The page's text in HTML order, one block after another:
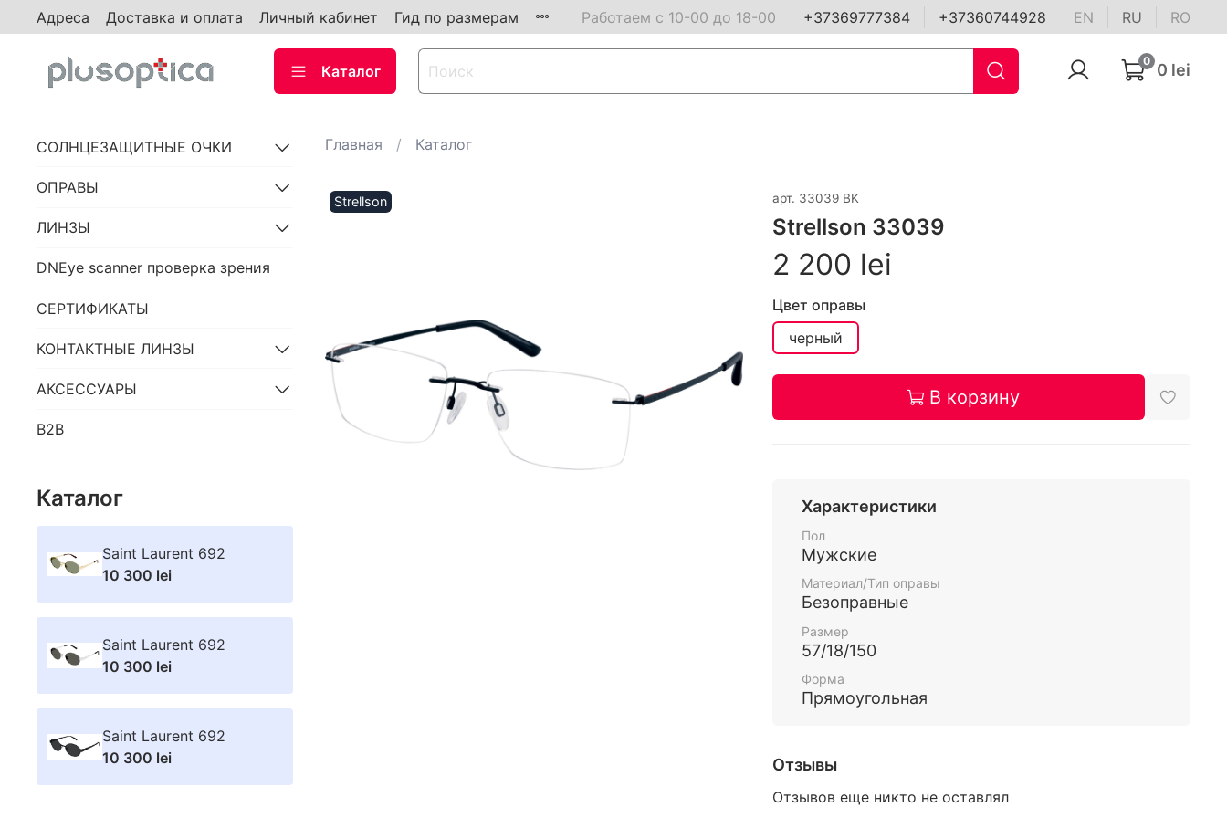
Адреса Доставка и оплата Личный кабинет Гид по размерам Работаем с 10-00 до 18-00 +37369777384 +37360744928 EN RU RO
Каталог
0 0 lei
Главная Каталог
Strellson арт. 33039 BK
Strellson 33039
2 200 lei
Цвет оправы
черный
В корзину
Характеристики
Пол
Мужские
Материал/Тип оправы
Безоправные
Размер
57/18/150
Форма
Прямоугольная
Отзывы
Отзывов еще никто не оставлял
СОЛНЦЕЗАЩИТНЫЕ ОЧКИ
ОПРАВЫ
ЛИНЗЫ
DNEye scanner проверка зрения
СЕРТИФИКАТЫ
КОНТАКТНЫЕ ЛИНЗЫ
АКСЕССУАРЫ
B2B
Каталог
Saint Laurent 692
10 300 lei
Saint Laurent 692
10 300 lei
Saint Laurent 692
10 300 lei